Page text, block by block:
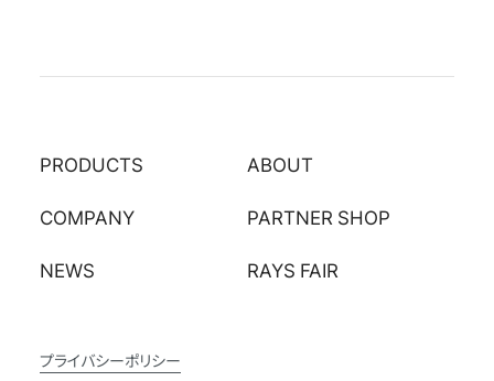
PRODUCTS ABOUT
COMPANY PARTNER SHOP
NEWS RAYS FAIR
プライバシーポリシー